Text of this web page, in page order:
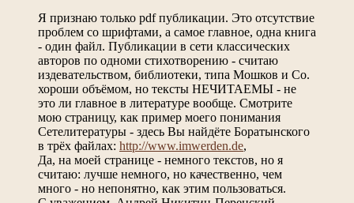
Я признаю только pdf публикации. Это отсутствие
проблем со шрифтами, а самое главное, одна книга
- один файл. Публикации в сети классических
авторов по одноми стихотворению - считаю
издевательством, библиотеки, типа Мошков и Co.
хороши объёмом, но тексты НЕЧИТАЕМЫ - не
это ли главное в литературе вообще. Смотрите
мою страницу, как пример моего понимания
Сетелитературы - здесь Вы найдёте Боратынского
в трёх файлах: http://www.imwerden.de,
Да, на моей странице - немного текстов, но я
считаю: лучше немного, но качественно, чем
много - но непонятно, как этим пользоваться.